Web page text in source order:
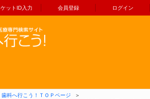
ットID入力 会員登録 ログイン
コンテンツへ移動
科へ行こう！ＴＯＰページ
＞